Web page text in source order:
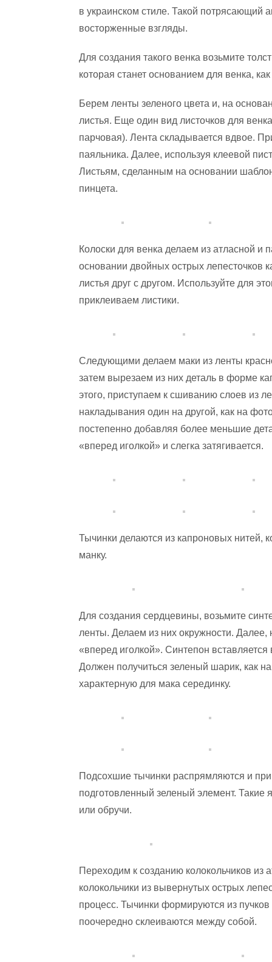
в украинском стиле. Такой потрясающий
восторженные взгляды.
Для создания такого венка возьмите
которая станет основанием для венка,
Берем ленты зеленого цвета и, на
листья. Еще один вид листочков для
парчовая). Лента складывается вдвое.
паяльника. Далее, используя клеевой
Листьям, сделанным на основании
пинцета.
Колоски для венка делаем из атласной
основании двойных острых лепесточков
листья друг с другом. Используйте для
приклеиваем листики.
Следующими делаем маки из ленты
затем вырезаем из них деталь в форме
этого, приступаем к сшиванию слоев из
накладывания один на другой, как на
постепенно добавляя более меньшие
«вперед иголкой» и слегка затягивается.
Тычинки делаются из капроновых нитей,
манку.
Для создания сердцевины, возьмите
ленты. Делаем из них окружности.
«вперед иголкой». Синтепон вставляется
Должен получиться зеленый шарик, как
характерную для мака серединку.
Подсохшие тычинки распрямляются и
подготовленный зеленый элемент. Такие
или обручи.
Переходим к созданию колокольчиков из
колокольчики из вывернутых острых
процесс. Тычинки формируются из пучков
поочередно склеиваются между собой.